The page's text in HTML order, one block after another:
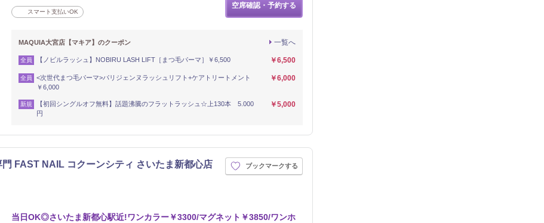
スマート支払いOK
空席確認・予約する
一覧へ
MAQUIA大宮店【マキア】のクーポン
全員 【ノビルラッシュ】NOBIRU LASH LIFT［まつ毛パーマ］￥6,500 ￥6,500
全員
<次世代まつ毛パーマ>パリジェンヌラッシュリフト+ケアトリートメント
￥6,000
￥6,000
新規
【初回シングルオフ無料】話題沸騰のフラットラッシュ☆上130本 5.000
円
￥5,000
FAST NAIL コクーンシティ さいたま新都心店 ブックマークする
当日OK◎さいたま新都心駅近!ワンカラー￥3300/マグネット￥3850/ワンホ